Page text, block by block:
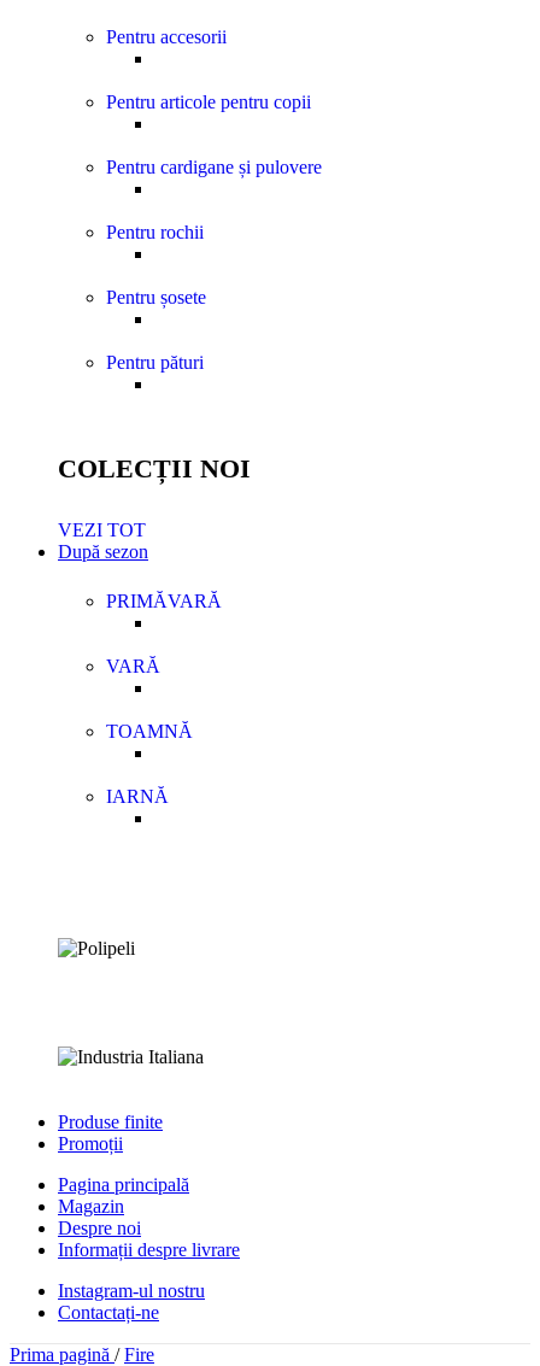
Pentru accesorii
Pentru articole pentru copii
Pentru cardigane și pulovere
Pentru rochii
Pentru șosete
Pentru pături
COLECȚII NOI
VEZI TOT
După sezon
PRIMĂVARĂ
VARĂ
TOAMNĂ
IARNĂ
Produse finite
Promoții
Pagina principală
Magazin
Despre noi
Informații despre livrare
Instagram-ul nostru
Contactați-ne
Prima pagină / Fire